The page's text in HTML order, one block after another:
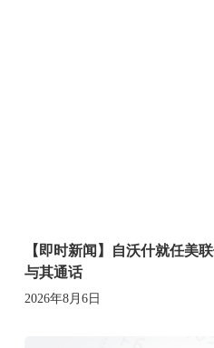
【即时新闻】自沃什就任美
与其通话
2026年8月6日